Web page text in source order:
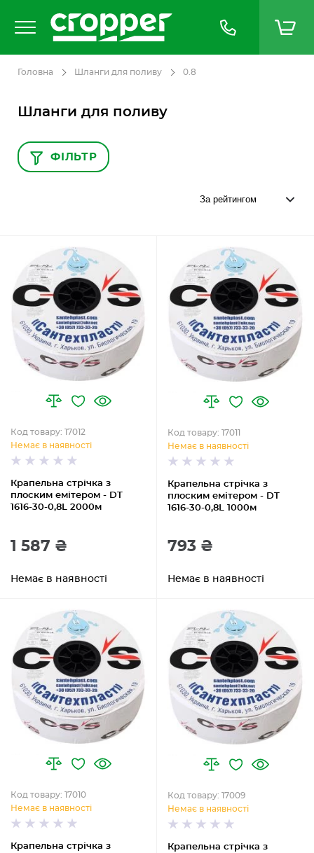
Головна Шланги для поливу 0.8
Шланги для поливу
Крапельна стрічка з
плоским емітером - DT
1616-30-0,8L 2000м
Код товару: 17012
Немає в наявності
1 587 ₴
Немає в наявності
Крапельна стрічка з
плоским емітером - DT
1616-30-0,8L 1000м
Код товару: 17011
Немає в наявності
793 ₴
Немає в наявності
Крапельна стрічка з
Код товару: 17010
Немає в наявності
Крапельна стрічка з
Код товару: 17009
Немає в наявності
ФІЛЬТР